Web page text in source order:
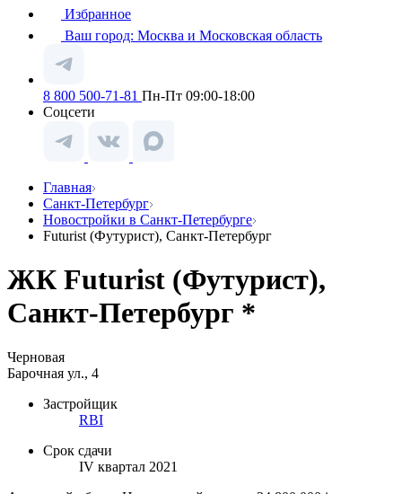
Избранное
Ваш город: Москва и Московская область
8 800 500-71-81 Пн-Пт 09:00-18:00
Соцсети
Главная
Санкт-Петербург
Новостройки в Санкт-Петербурге
Futurist (Футурист), Санкт-Петербург
ЖК Futurist (Футурист),
Санкт-Петербург *
Черновая
Барочная ул., 4
Застройщик
RBI
Срок сдачи
IV квартал 2021